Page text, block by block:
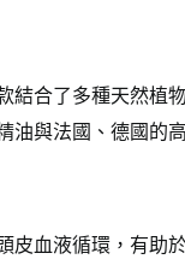
結合了多種天然植
油與法國、德國的
皮血液循環，有助